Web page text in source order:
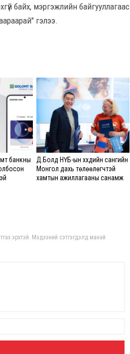
байх, мэргэжлийн байгууллагаас
гэлээ.
банкны
Д.Болд НҮБ-ын хүүхдийн сангийн
Монгол дахь төлөөлөгчтэй
хамтын ажиллагааны санамж
эрхтэй. Мэдээний сэтгэгдэлд манай